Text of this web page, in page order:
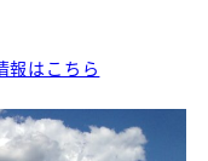
報はこちら